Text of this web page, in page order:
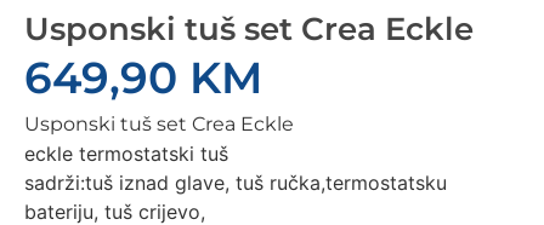
Usponski tuš set Crea Eckle
649,90 KM
Usponski tuš set Crea Eckle
eckle termostatski tuš
sadrži:tuš iznad glave, tuš ručka,termostatsku
bateriju, tuš crijevo,